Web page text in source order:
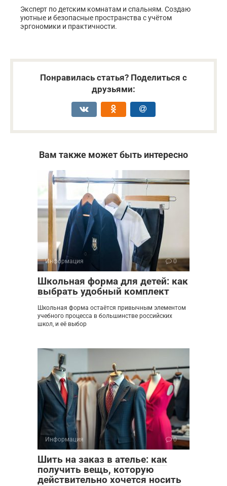
Эксперт по детским комнатам и спальням. Создаю
уютные и безопасные пространства с учётом
эргономики и практичности.
Понравилась статья? Поделиться с
друзьями:
Вам также может быть интересно
Информация 0
Школьная форма для детей: как
выбрать удобный комплект
Школьная форма остаётся привычным элементом
учебного процесса в большинстве российских
школ, и её выбор
Информация 0
Шить на заказ в ателье: как
получить вещь, которую
действительно хочется носить